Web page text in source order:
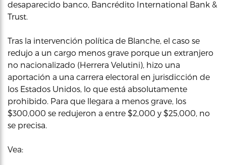
desaparecido banco, Bancrédito International Bank &
Trust.
Tras la intervención política de Blanche, el caso se
redujo a un cargo menos grave porque un extranjero
no nacionalizado (Herrera Velutini), hizo una
aportación a una carrera electoral en jurisdicción de
los Estados Unidos, lo que está absolutamente
prohibido. Para que llegara a menos grave, los
$300,000 se redujeron a entre $2,000 y $25,000, no
se precisa.
Vea: